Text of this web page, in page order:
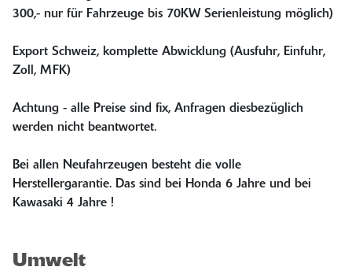
300,- nur für Fahrzeuge bis 70KW Serienleistung möglich)
Export Schweiz, komplette Abwicklung (Ausfuhr, Einfuhr,
Zoll, MFK)
Achtung - alle Preise sind fix, Anfragen diesbezüglich
werden nicht beantwortet.
Bei allen Neufahrzeugen besteht die volle
Herstellergarantie. Das sind bei Honda 6 Jahre und bei
Kawasaki 4 Jahre !
Umwelt